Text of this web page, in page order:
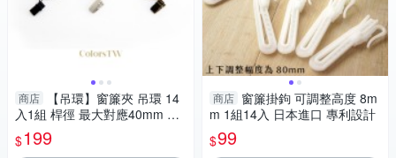
商店
【吊環】窗簾夾 吊環 14
入1組 桿徑 最大對應40mm 配
件 鱷魚夾 五金用品
$199
商店 窗簾掛鉤 可調整高度 8m
m 1組14入 日本進口 專利設計
$99